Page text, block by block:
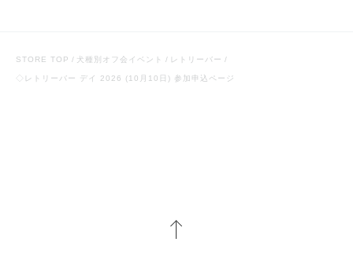
STORE TOP 犬種別オフ会イベント レトリーバー
◇レトリーバー デイ 2026 (10月10日) 参加申込ページ